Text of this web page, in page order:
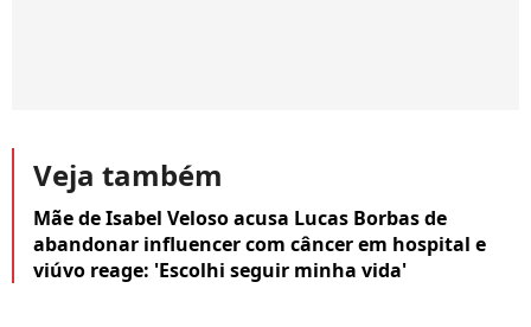
Veja também
Mãe de Isabel Veloso acusa Lucas Borbas de
abandonar influencer com câncer em hospital e
viúvo reage: 'Escolhi seguir minha vida'